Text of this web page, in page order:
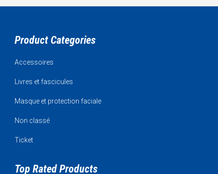
Product Categories
Accessoires
Livres et fascicules
Masque et protection faciale
Non classé
Ticket
Top Rated Products